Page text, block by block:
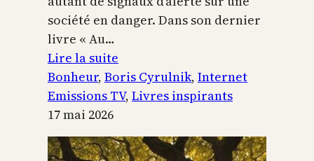
société en danger. Dans son dernier
livre « Au…
Lire la suite
Boris
Cyrulnik,
petits
bonheurs
Bonheur, Boris Cyrulnik, Internet
Emissions TV, Livres inspirants
17 mai 2026